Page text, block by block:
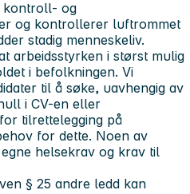
kontroll- og
og kontrollerer luftrommet
stadig menneskeliv.
arbeidsstyrken i størst mulig
i befolkningen. Vi
til å søke, uavhengig av
i CV-en eller
tilrettelegging på
for dette. Noen av
helsekrav og krav til
§ 25 andre ledd kan